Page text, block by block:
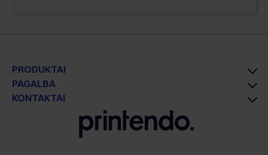
PRODUKTAI
PAGALBA
KONTAKTAI